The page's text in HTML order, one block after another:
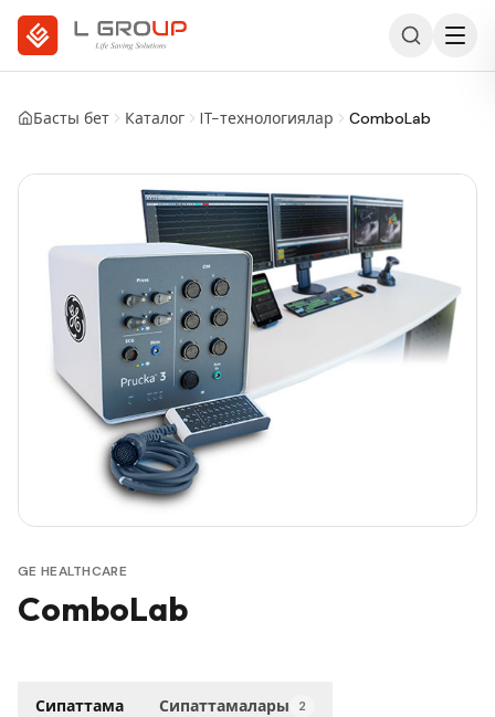
Басты бет Каталог IT-технологиялар ComboLab
GE HEALTHCARE
ComboLab
Сипаттама Сипаттамалары 2